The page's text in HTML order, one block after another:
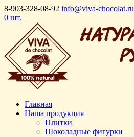
8-903-328-08-92 info@viva-chocolat.ru
0 шт.
Главная
Наша продукция
Плитки
Шоколадные фигурки